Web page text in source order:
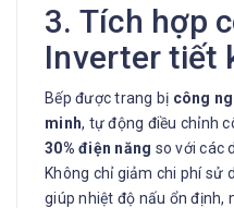
3. Tích hợp
Inverter tiết
Bếp được trang bị công
minh, tự động điều chỉnh
30% điện năng so với các
Không chỉ giảm chi phí sử
giúp nhiệt độ nấu ổn định,